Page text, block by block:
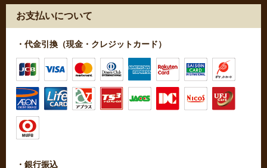
お支払いについて
・代金引換（現金・クレジットカード）
・銀行振込